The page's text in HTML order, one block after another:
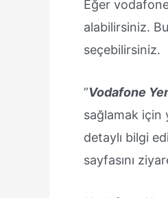
Eğer
alabilirsiniz.
seçebilirsiniz.
”Vodafone
sağlamak için
detaylı bilgi
sayfasını